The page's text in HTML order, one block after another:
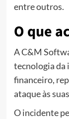
entre outros.
O que
A C&M
tecnologia da
financeiro,
ataque às
O incidente